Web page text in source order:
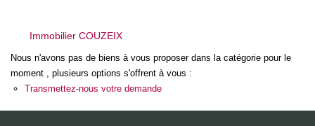
Nos Actualités
CONTACT
Immobilier COUZEIX
Nous n'avons pas de biens à vous proposer dans la catégorie pour le
moment , plusieurs options s'offrent à vous :
Transmettez-nous votre demande